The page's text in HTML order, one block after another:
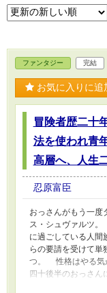
ファンタジー 完結
お気に入りに追
冒険者歴二十
法を使われ青
高層へ、人生
忍原富臣
おっさんがもう一
ス・シュヴァルツ
に過ごしている人間
らの要請を受けて単
つ。 性格はやる気
四十後半のおっさ
魔法を使われ、十